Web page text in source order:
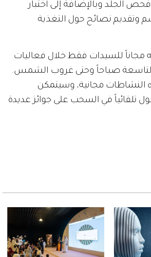
الجلد وبالإضافة إلى اختبار
وتقديم نصائح حول التغذية
مجاناً للسيدات فقط خلال فعاليات
التاسعة صباحاً وحتى غروب الشمس.
النشاطات مجانية، وسيتمكن
تلقائياً في السحب على جوائز عديدة